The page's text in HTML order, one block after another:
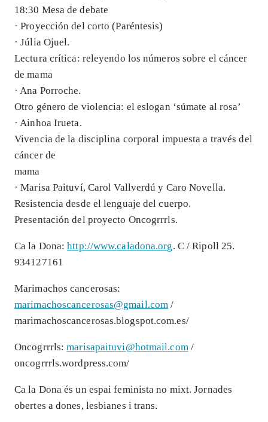
18:30 Mesa de debate
· Proyección del corto (Paréntesis)
· Júlia Ojuel.
Lectura crítica: releyendo los números sobre el cáncer
de mama
· Ana Porroche.
Otro género de violencia: el eslogan ‘súmate al rosa’
· Ainhoa Irueta.
Vivencia de la disciplina corporal impuesta a través del
cáncer de
mama
· Marisa Paituví, Carol Vallverdú y Caro Novella.
Resistencia desde el lenguaje del cuerpo.
Presentación del proyecto Oncogrrrls.
Ca la Dona:http://www.caladona.org. C / Ripoll 25.
934127161
Marimachos cancerosas:
marimachoscancerosas@gmail.com /
marimachoscancerosas.blogspot.com.es/
Oncogrrrls:marisapaituvi@hotmail.com/
oncogrrrls.wordpress.com/
Ca la Dona és un espai feminista no mixt. Jornades
obertes a dones, lesbianes i trans.